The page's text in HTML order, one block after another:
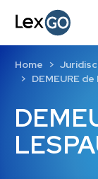
Home
DEMEURE